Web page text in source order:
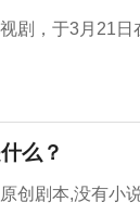
剧，于3月21
么？
创剧本,没有小